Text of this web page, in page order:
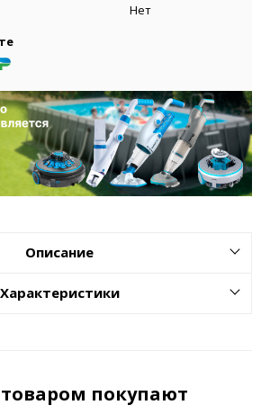
Нет
Описание
Характеристики
покупают